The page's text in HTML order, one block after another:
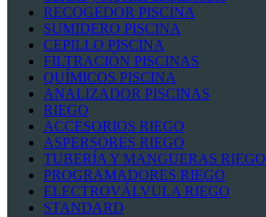
RECOGEDOR PISCINA
SUMIDERO PISCINA
CEPILLO PISCINA
FILTRACIÓN PISCINAS
QUÍMICOS PISCINA
ANALIZADOR PISCINAS
RIEGO
ACCESORIOS RIEGO
ASPERSORES RIEGO
TUBERÍA Y MANGUERAS RIEGO
PROGRAMADORES RIEGO
ELECTROVÁLVULA RIEGO
STANDARD